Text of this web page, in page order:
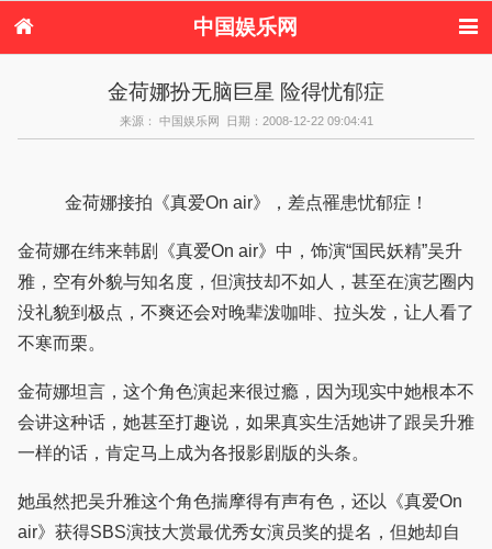
中国娱乐网
日本娱乐 韩国娱乐
音乐新闻 影视新闻
内地明星八卦
金荷娜扮无脑巨星 险得忧郁症
来源： 中国娱乐网 日期：2008-12-22 09:04:41
金荷娜接拍《真爱On air》，差点罹患忧郁症！
金荷娜在纬来韩剧《真爱On air》中，饰演“国民妖精”吴升
雅，空有外貌与知名度，但演技却不如人，甚至在演艺圈内
没礼貌到极点，不爽还会对晚辈泼咖啡、拉头发，让人看了
不寒而栗。
金荷娜坦言，这个角色演起来很过瘾，因为现实中她根本不
会讲这种话，她甚至打趣说，如果真实生活她讲了跟吴升雅
一样的话，肯定马上成为各报影剧版的头条。
她虽然把吴升雅这个角色揣摩得有声有色，还以《真爱On
air》获得SBS演技大赏最优秀女演员奖的提名，但她却自